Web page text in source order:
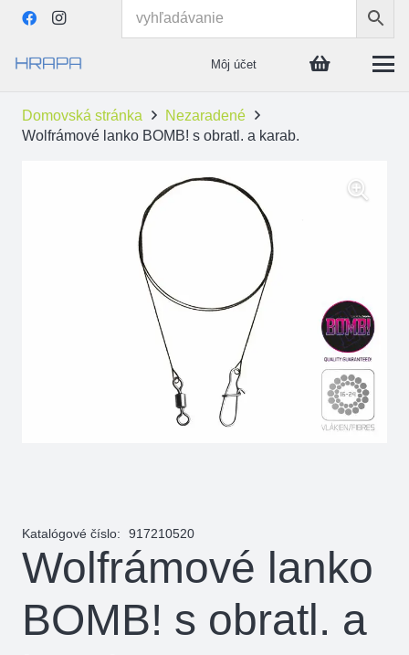
Môj účet
Domovská stránka
Nezaradené
Wolfrámové lanko BOMB! s obratl. a karab.
Katalógové číslo: 917210520
Wolfrámové lanko
BOMB! s obratl. a